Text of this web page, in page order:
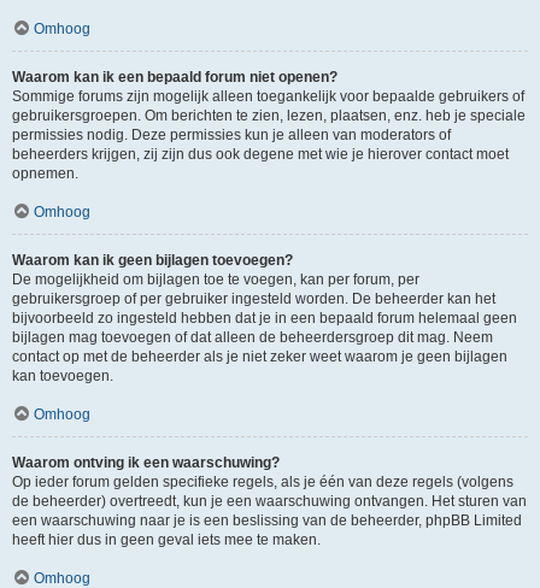
Omhoog
Waarom kan ik een bepaald forum niet openen?
Sommige forums zijn mogelijk alleen toegankelijk voor bepaalde gebruikers of
gebruikersgroepen. Om berichten te zien, lezen, plaatsen, enz. heb je speciale
permissies nodig. Deze permissies kun je alleen van moderators of
beheerders krijgen, zij zijn dus ook degene met wie je hierover contact moet
opnemen.
Omhoog
Waarom kan ik geen bijlagen toevoegen?
De mogelijkheid om bijlagen toe te voegen, kan per forum, per
gebruikersgroep of per gebruiker ingesteld worden. De beheerder kan het
bijvoorbeeld zo ingesteld hebben dat je in een bepaald forum helemaal geen
bijlagen mag toevoegen of dat alleen de beheerdersgroep dit mag. Neem
contact op met de beheerder als je niet zeker weet waarom je geen bijlagen
kan toevoegen.
Omhoog
Waarom ontving ik een waarschuwing?
Op ieder forum gelden specifieke regels, als je één van deze regels (volgens
de beheerder) overtreedt, kun je een waarschuwing ontvangen. Het sturen van
een waarschuwing naar je is een beslissing van de beheerder, phpBB Limited
heeft hier dus in geen geval iets mee te maken.
Omhoog